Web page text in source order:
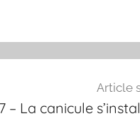
Article
– La canicule